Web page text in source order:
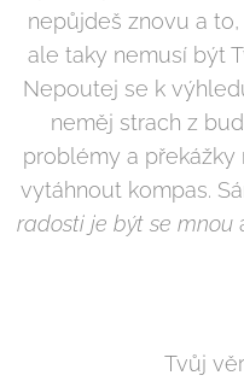
nepůjdeš znovu a
ale taky nemusí být
Nepoutej se k
neměj strach z
problémy a
vytáhnout kompas.
radosti je být se mnou
Tvůj